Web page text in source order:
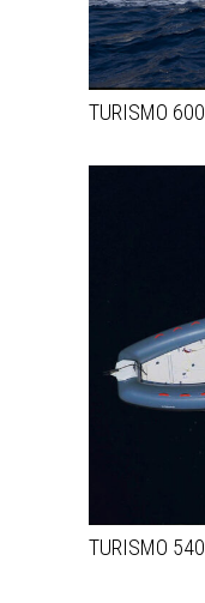
TURISMO 600
TURISMO 540